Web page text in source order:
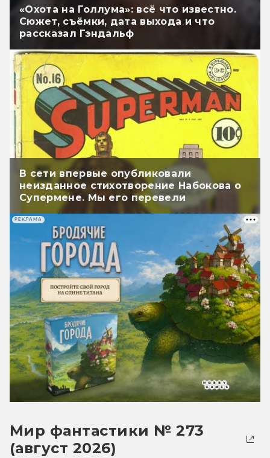
«Охота на Голлума»: всё что известно.
Сюжет, съёмки, дата выхода и что
рассказал Гэндальф
В сети впервые опубликовали
неизданное стихотворение Набокова о
Супермене. Мы его перевели
РЕКЛАМА
Мир фантастики № 273
(август 2026)